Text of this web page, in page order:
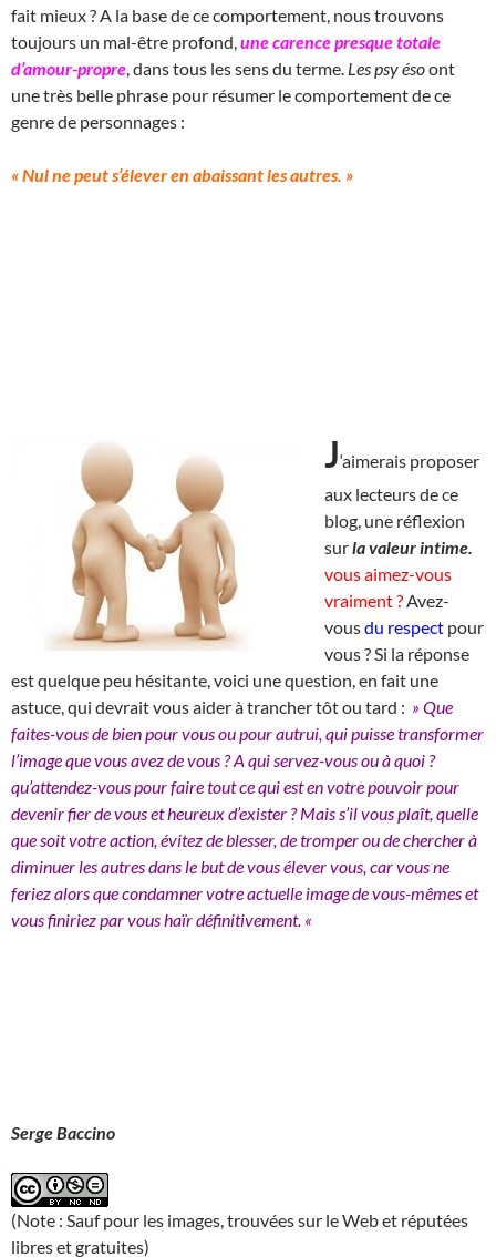
fait mieux ? A la base de ce comportement, nous trouvons
toujours un mal-être profond, une carence presque totale
d’amour-propre , dans tous les sens du terme. Les psy ésoont
une très belle phrase pour résumer le comportement de ce
genre de personnages :
« Nul ne peut s’élever en abaissant les autres. »
J‘aimerais proposer
aux lecteurs de ce
blog, une réflexion
surla valeur intime.
vous aimez-vous
vraiment ? Avez-
vousdu respect pour
vous ? Si la réponse
est quelque peu hésitante, voici une question, en fait une
astuce, qui devrait vous aider à trancher tôt ou tard : » Que
faites-vous de bien pour vous ou pour autrui, qui puisse transformer
l’image que vous avez de vous ? A qui servez-vous ou à quoi ?
qu’attendez-vous pour faire tout ce qui est en votre pouvoir pour
devenir fier de vous et heureux d’exister ? Mais s’il vous plaît, quelle
que soit votre action, évitez de blesser, de tromper ou de chercher à
diminuer les autres dans le but de vous élever vous, car vous ne
feriez alors que condamner votre actuelle image de vous-mêmes et
vous finiriez par vous haïr définitivement. «
Serge Baccino
(Note : Sauf pour les images, trouvées sur le Web et réputées
libres et gratuites)